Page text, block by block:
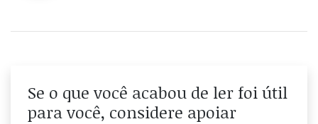
Se o que você acabou de ler foi útil
para você, considere apoiar